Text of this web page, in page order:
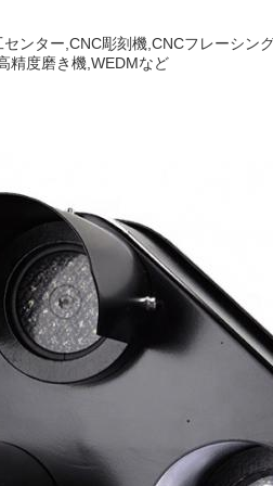
ンター,CNC彫刻機,CNCフレーシン
精度磨き機,WEDMなど